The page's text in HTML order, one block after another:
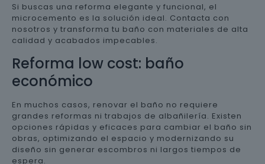
Si buscas una reforma elegante y funcional, el
microcemento es la solución ideal. Contacta con
nosotros y transforma tu baño con materiales de alta
calidad y acabados impecables.
Reforma low cost: baño
económico
En muchos casos, renovar el baño no requiere
grandes reformas ni trabajos de albañilería. Existen
opciones rápidas y eficaces para cambiar el baño sin
obras, optimizando el espacio y modernizando su
diseño sin generar escombros ni largos tiempos de
espera.